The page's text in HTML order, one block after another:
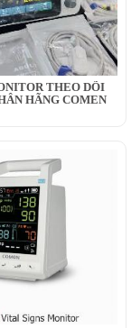
THEO DÕI
HÃNG COMEN